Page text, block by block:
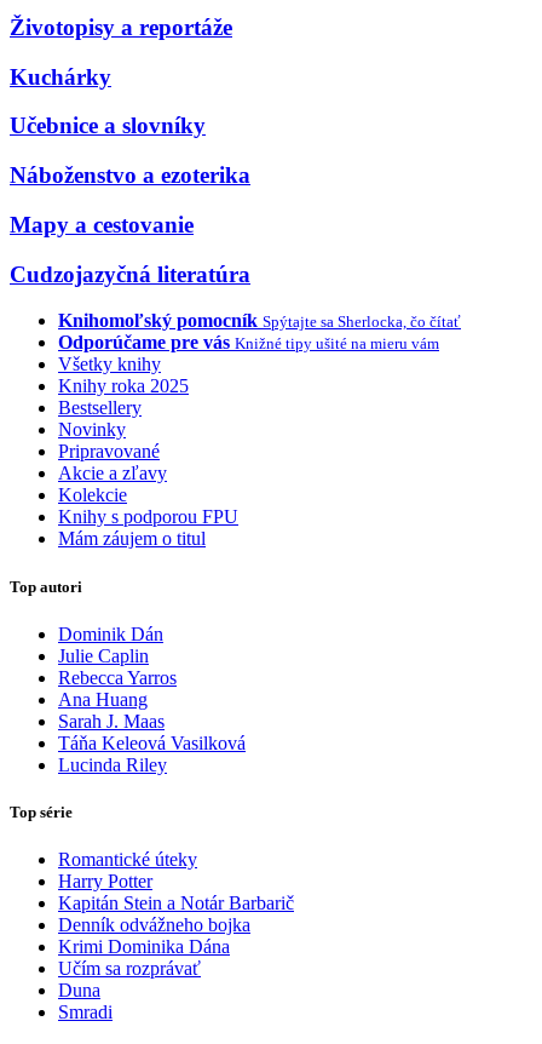
Životopisy a reportáže
Kuchárky
Učebnice a slovníky
Náboženstvo a ezoterika
Mapy a cestovanie
Cudzojazyčná literatúra
Knihomoľský pomocník Spýtajte sa Sherlocka, čo čítať
Odporúčame pre vás Knižné tipy ušité na mieru vám
Všetky knihy
Knihy roka 2025
Bestsellery
Novinky
Pripravované
Akcie a zľavy
Kolekcie
Knihy s podporou FPU
Mám záujem o titul
Top autori
Dominik Dán
Julie Caplin
Rebecca Yarros
Ana Huang
Sarah J. Maas
Táňa Keleová Vasilková
Lucinda Riley
Top série
Romantické úteky
Harry Potter
Kapitán Stein a Notár Barbarič
Denník odvážneho bojka
Krimi Dominika Dána
Učím sa rozprávať
Duna
Smradi